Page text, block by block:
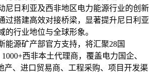
尼日利亚及西非地区电力能源行业的创新
过搭建高效对接桥梁，显著提升尼日利亚
的行业地位与全球形象。
能源矿产部官方支持，将汇聚28国
西非本土代理商，覆盖电力国企、
产、进口贸易商、工程采购、项目开发渠